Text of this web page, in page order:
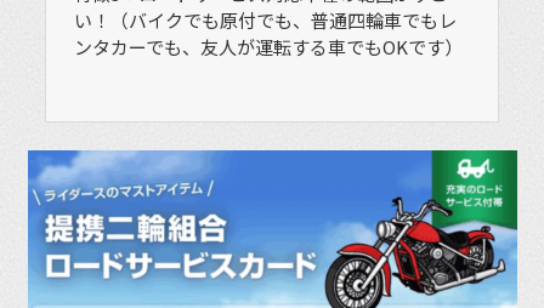
い！（バイクでも原付でも、普通四輪車でもレ
ンタカーでも、友人が運転する車でもOKです）